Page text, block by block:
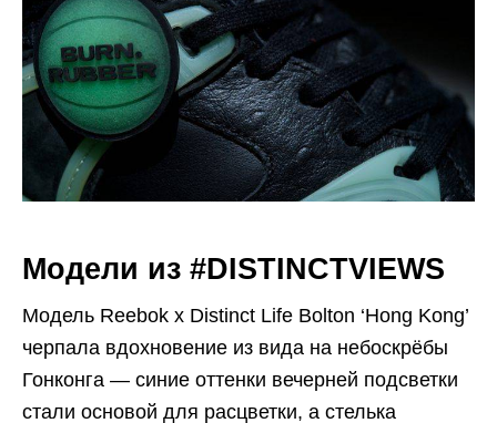
Модели из #DISTINCTVIEWS
Модель Reebok x Distinct Life Bolton ‘Hong Kong’
черпала вдохновение из вида на небоскрёбы
Гонконга — синие оттенки вечерней подсветки
стали основой для расцветки, а стелька